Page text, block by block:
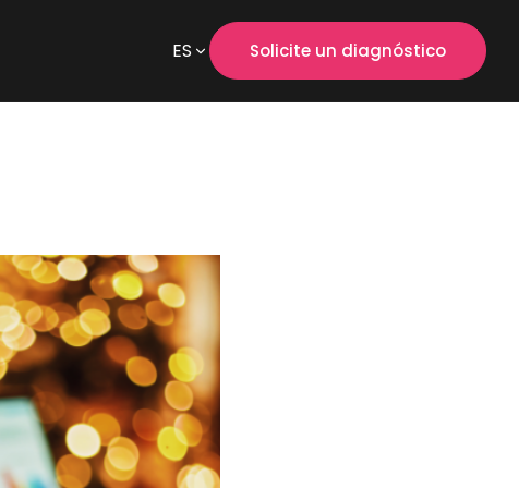
ES Solicite un diagnóstico